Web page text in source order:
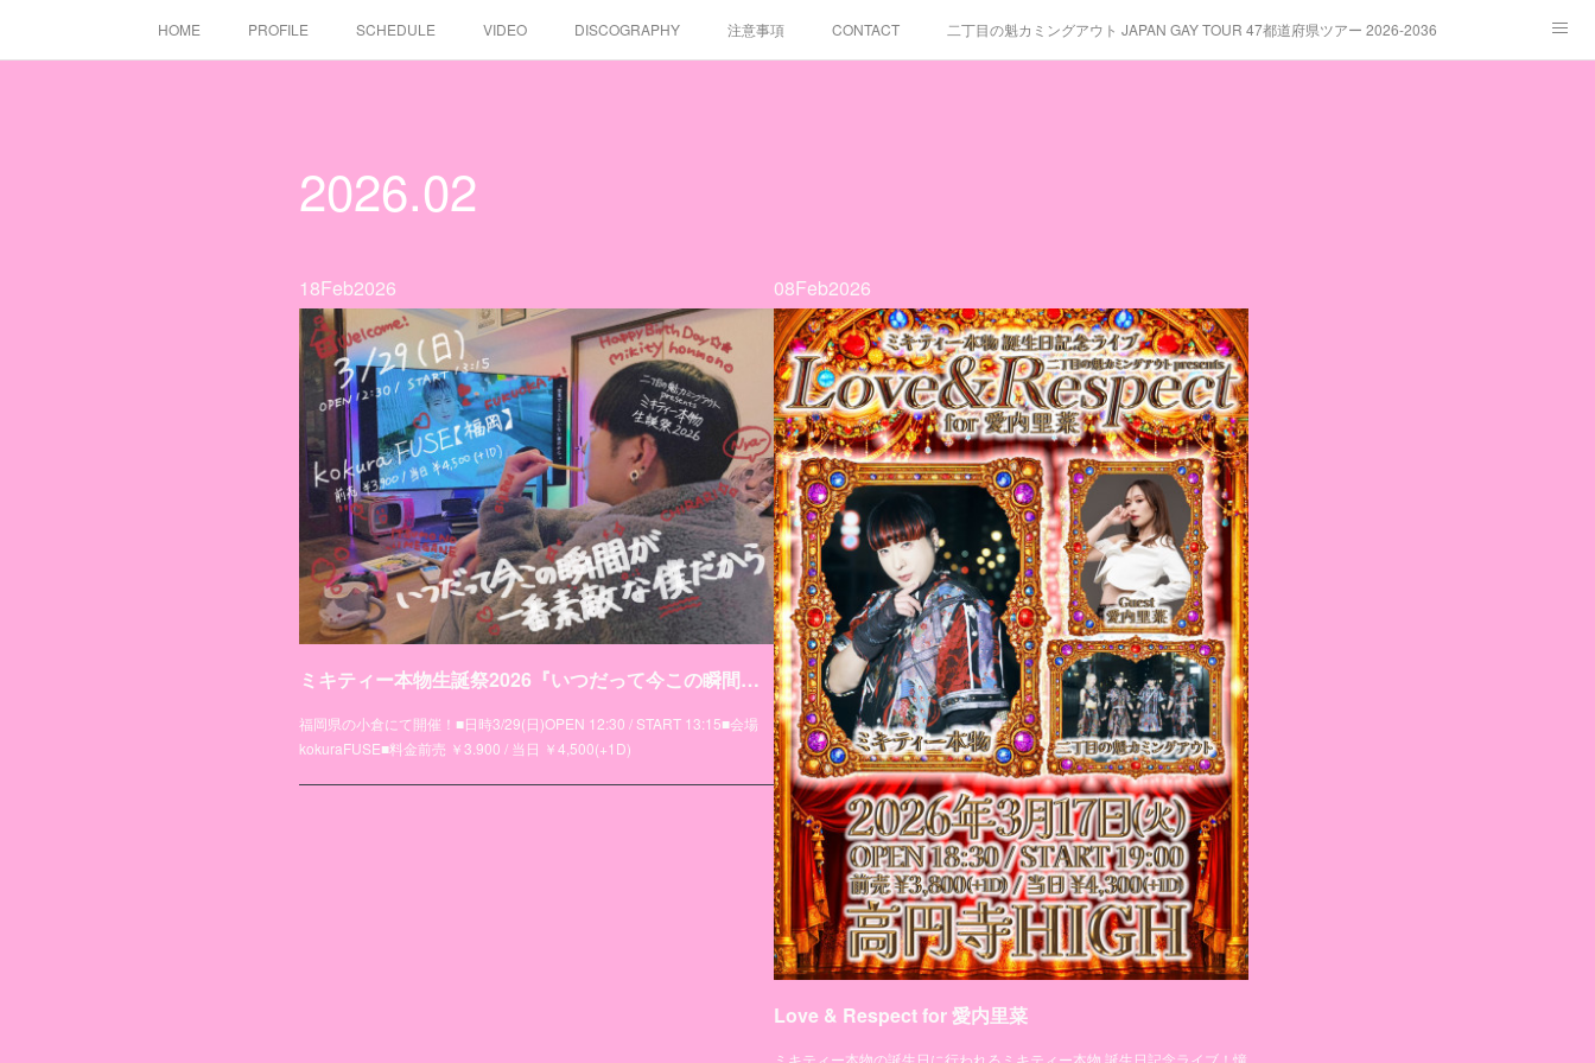
HOME PROFILE SCHEDULE VIDEO DISCOGRAPHY 注意事項 CONTACT 二丁目の魁カミングアウト JAPAN GAY TOUR 47都道府県ツアー 2026-2036
2026.02
18Feb2026
ミキティー本物生誕祭2026『いつだって今この瞬間が一番素敵な僕だから』開催決定！
福岡県の小倉にて開催！■日時3/29(日)OPEN 12:30 / START 13:15■会場
kokuraFUSE■料金前売 ￥3.900 / 当日 ￥4,500(+1D)
08Feb2026
Love & Respect for 愛内里菜
ミキティー本物の誕生日に行われるミキティー本物 誕生日記念ライブ！憧